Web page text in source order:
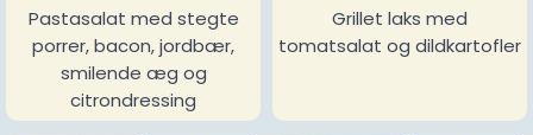
Pastasalat med stegte
porrer, bacon, jordbær,
smilende æg og
citrondressing
Grillet laks med
tomatsalat og dildkartofler